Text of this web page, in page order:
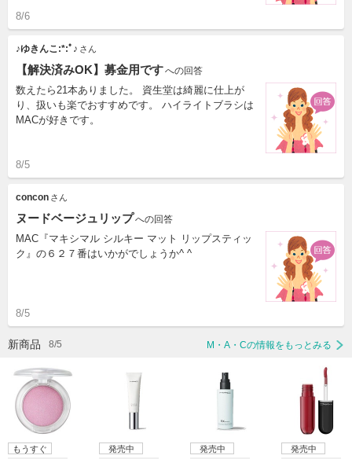
8/6
♪ゆきんこ:*:ﾟ♪ さん
【解決済みOK】募金用ですへの回答
数えたら21本ありました。 資生堂は綺麗に仕上が
り、扱いも楽でおすすめです。 ハイライトブラシは
MACが好きです。
8/5
concon さん
ヌードベージュリップへの回答
MAC『マキシマル シルキー マット リップスティッ
ク』の６２７番はいかがでしょうか^ ^
8/5
新商品 8/5 M・A・Cの情報をもっとみる
もうすぐ
発売中
発売中
発売中